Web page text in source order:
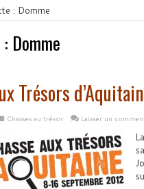
: Domme
: Domme
Trésors
Chasses au trésor Laisser un